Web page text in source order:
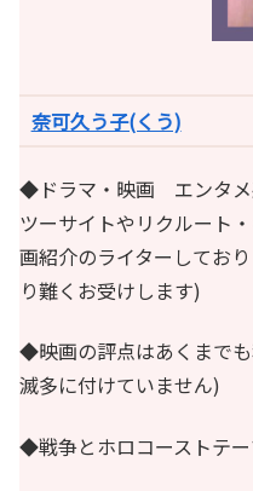
奈可久う子(くう)
◆ドラマ・映画 エンタメ
ツーサイトやリクルート
画紹介のライターしてお
り難くお受けします)
◆映画の評点はあくまで
滅多に付けていません)
◆戦争とホロコーストテー